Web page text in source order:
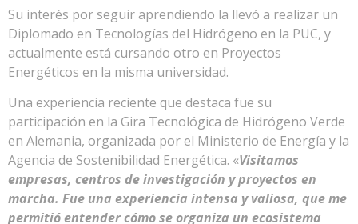
Su interés por seguir aprendiendo la llevó a realizar un
Diplomado en Tecnologías del Hidrógeno en la PUC, y
actualmente está cursando otro en Proyectos
Energéticos en la misma universidad.
Una experiencia reciente que destaca fue su
participación en la Gira Tecnológica de Hidrógeno Verde
en Alemania, organizada por el Ministerio de Energía y la
Agencia de Sostenibilidad Energética. «Visitamos
empresas, centros de investigación y proyectos en
marcha. Fue una experiencia intensa y valiosa, que me
permitió entender cómo se organiza un ecosistema